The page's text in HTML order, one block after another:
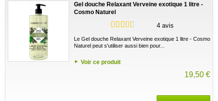
Gel douche Relaxant Verveine exotique 1 litre -
Cosmo Naturel
4 avis
Le Gel douche Relaxant Verveine exotique 1 litre - Cosmo
Naturel peut s'utiliser aussi bien pour...
Voir ce produit
19,50 €